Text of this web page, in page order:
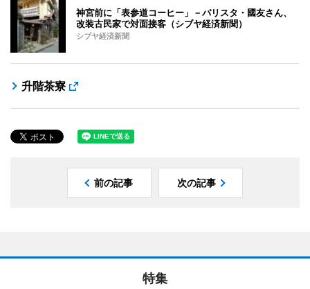
神宮前に「表参道コーヒー」－バリスタ・國友さん、
改装古民家で対面接客（シブヤ経済新聞）
シブヤ経済新聞
升階茶寮
前の記事 次の記事
特集